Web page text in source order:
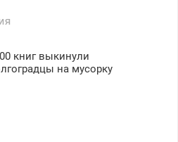
книг выкинули
на мусорку